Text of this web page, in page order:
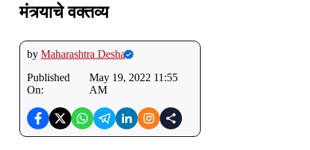
मंत्र्याचे वक्तव्य
by Maharashtra Desha
Published
On:
May 19, 2022 11:55
AM